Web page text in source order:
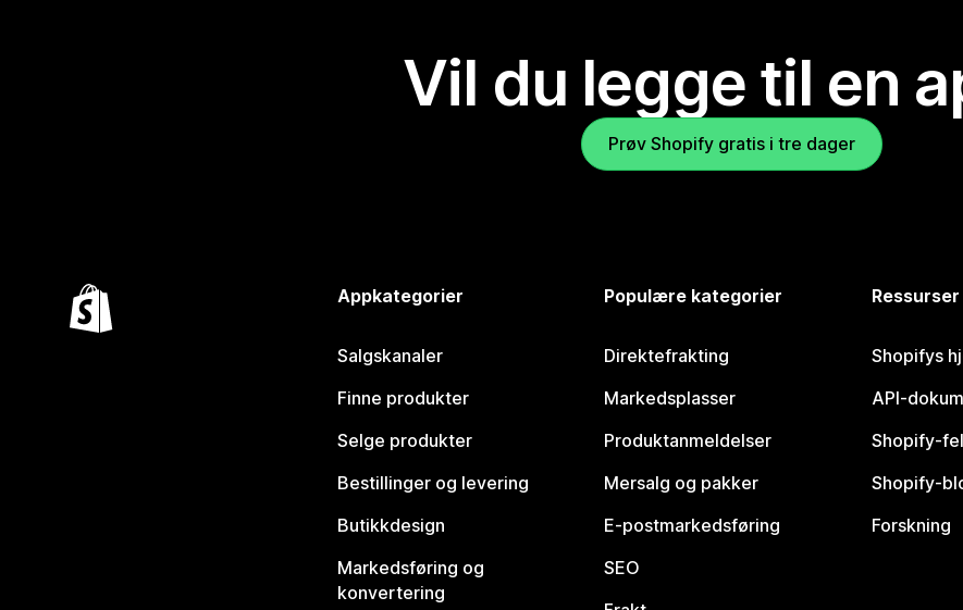
Vil du legge til en
Prøv Shopify gratis i tre dager
Appkategorier
Salgskanaler
Finne produkter
Selge produkter
Bestillinger og levering
Butikkdesign
Markedsføring og
konvertering
Populære kategorier
Direktefrakting
Markedsplasser
Produktanmeldelser
Mersalg og pakker
E-postmarkedsføring
SEO
Ressurser
Shopifys
API-
Shopify-
Shopify-
Forskning